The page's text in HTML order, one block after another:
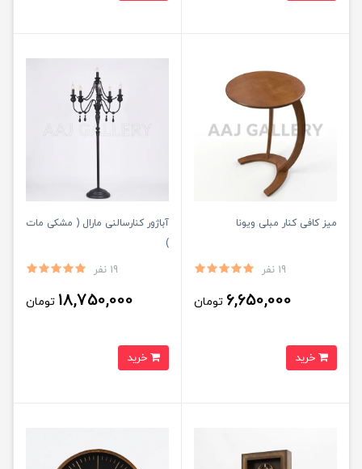
میز کافی کنار مبلی ویونا
19 نفر
6,650,000 تومان
آباژور کنارسالنی مارال ( مشکی مات
)
19 نفر
18,750,000 تومان